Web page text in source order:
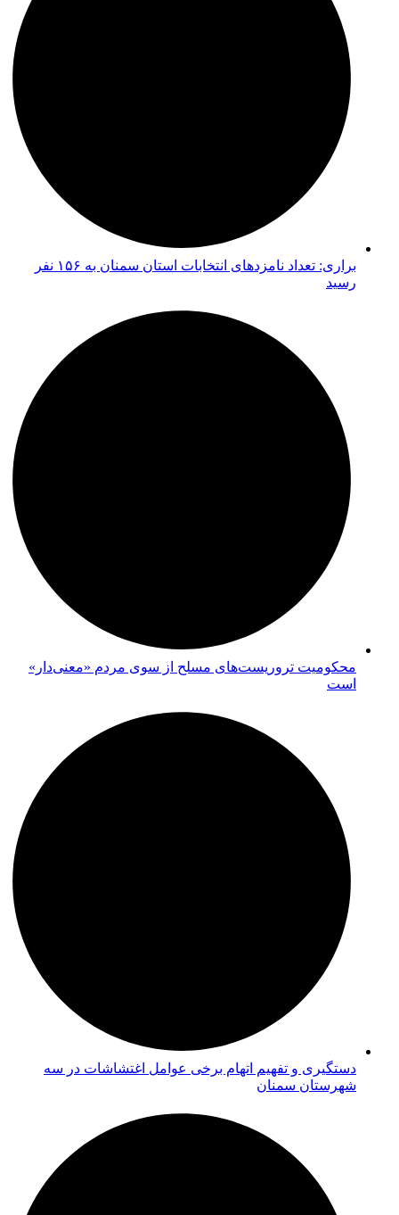
براری: تعداد نامزدهای انتخابات استان سمنان به ۱۵۶ نفر
رسید
محکومیت تروریست‌های مسلح از سوی مردم «معنی‌دار»
است
دستگیری و تفهیم اتهام برخی عوامل اغتشاشات در سه
شهرستان سمنان